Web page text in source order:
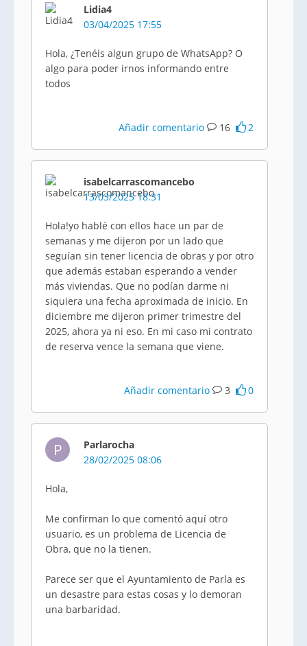
Lidia4
03/04/2025 17:55
Hola, ¿Tenéis algun grupo de WhatsApp? O
algo para poder irnos informando entre
todos
Añadir comentario 16 2
isabelcarrascomancebo
13/03/2025 18:31
Hola!yo hablé con ellos hace un par de
semanas y me dijeron por un lado que
seguían sin tener licencia de obras y por otro
que además estaban esperando a vender
más viviendas. Que no podían darme ni
siquiera una fecha aproximada de inicio. En
diciembre me dijeron primer trimestre del
2025, ahora ya ni eso. En mi caso mi contrato
de reserva vence la semana que viene.
Añadir comentario 3 0
P
Parlarocha
28/02/2025 08:06
Hola,
Me confirman lo que comentó aquí otro
usuario, es un problema de Licencia de
Obra, que no la tienen.
Parece ser que el Ayuntamiento de Parla es
un desastre para estas cosas y lo demoran
una barbaridad.